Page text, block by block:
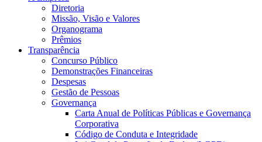
Diretoria
Missão, Visão e Valores
Organograma
Prêmios
Transparência
Concurso Público
Demonstrações Financeiras
Despesas
Gestão de Pessoas
Governança
Carta Anual de Políticas Públicas e Governança
Corporativa
Código de Conduta e Integridade